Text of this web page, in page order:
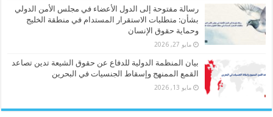
رسالة مفتوحة إلى الدول الأعضاء في مجلس الأمن الدولي
بشأن: متطلبات الاستقرار المستدام في منطقة الخليج
وحماية حقوق الإنسان
مايو 27, 2026
بيان المنظمة الدولية للدفاع عن حقوق الشيعة تدين تصاعد
القمع الممنهج وإسقاط الجنسيات في البحرين
مايو 13, 2026